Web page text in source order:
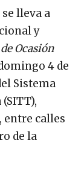
lleva a
y
Ocasión
4 de
Sistema
entre calles
de la